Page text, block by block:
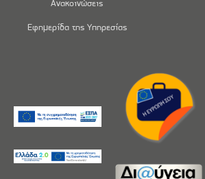
Ανακοινώσεις
Εφημερίδα της Υπηρεσίας